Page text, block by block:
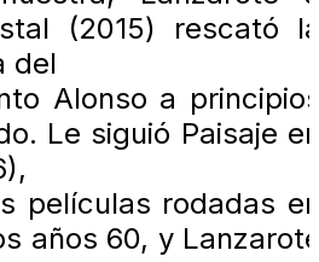
(2015) rescató
del
Alonso a
Le siguió Paisaje
películas rodadas
años 60, y